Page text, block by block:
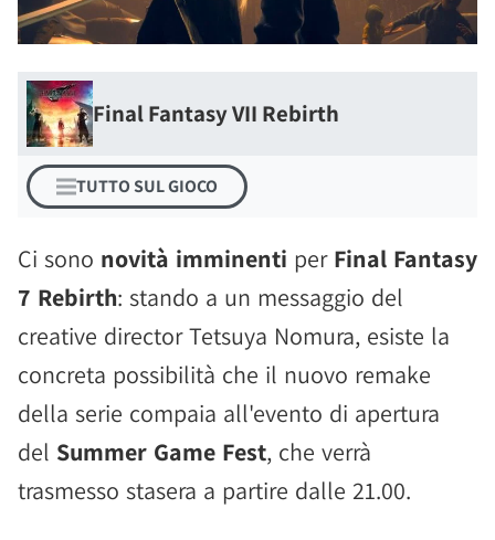
Final Fantasy VII Rebirth
TUTTO SUL GIOCO
Ci sono novità imminenti per Final Fantasy
7 Rebirth: stando a un messaggio del
creative director Tetsuya Nomura, esiste la
concreta possibilità che il nuovo remake
della serie compaia all'evento di apertura
del Summer Game Fest, che verrà
trasmesso stasera a partire dalle 21.00.